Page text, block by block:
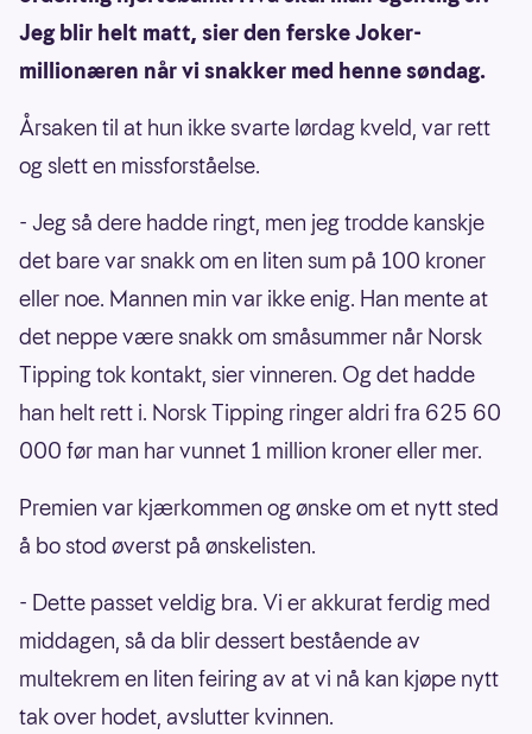
Jeg blir helt matt, sier den ferske Joker-
millionæren når vi snakker med henne søndag.
Årsaken til at hun ikke svarte lørdag kveld, var rett
og slett en missforståelse.
- Jeg så dere hadde ringt, men jeg trodde kanskje
det bare var snakk om en liten sum på 100 kroner
eller noe. Mannen min var ikke enig. Han mente at
det neppe være snakk om småsummer når Norsk
Tipping tok kontakt, sier vinneren. Og det hadde
han helt rett i. Norsk Tipping ringer aldri fra 625 60
000 før man har vunnet 1 million kroner eller mer.
Premien var kjærkommen og ønske om et nytt sted
å bo stod øverst på ønskelisten.
- Dette passet veldig bra. Vi er akkurat ferdig med
middagen, så da blir dessert bestående av
multekrem en liten feiring av at vi nå kan kjøpe nytt
tak over hodet, avslutter kvinnen.